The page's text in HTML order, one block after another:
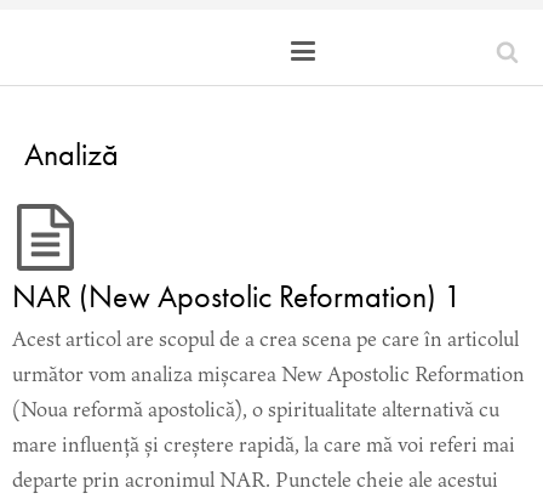
Analiză
NAR (New Apostolic Reformation) 1
Acest articol are scopul de a crea scena pe care în articolul
următor vom analiza mișcarea New Apostolic Reformation
(Noua reformă apostolică), o spiritualitate alternativă cu
mare influență și creștere rapidă, la care mă voi referi mai
departe prin acronimul NAR. Punctele cheie ale acestui